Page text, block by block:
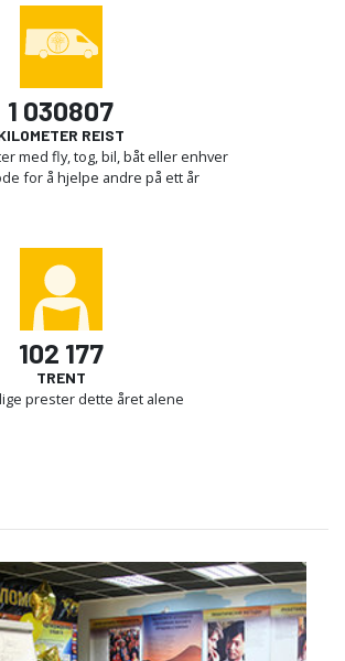
1 030807
REIST
med fly, tog, bil, båt eller enhver
for å hjelpe andre på ett år
102 177
TRENT
prester dette året alene